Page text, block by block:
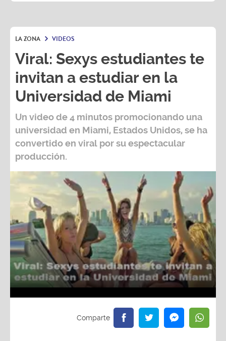
LA ZONA VIDEOS
Viral: Sexys estudiantes te
invitan a estudiar en la
Universidad de Miami
Un video de 4 minutos promocionando una
universidad en Miami, Estados Unidos, se ha
convertido en viral por su espectacular
producción.